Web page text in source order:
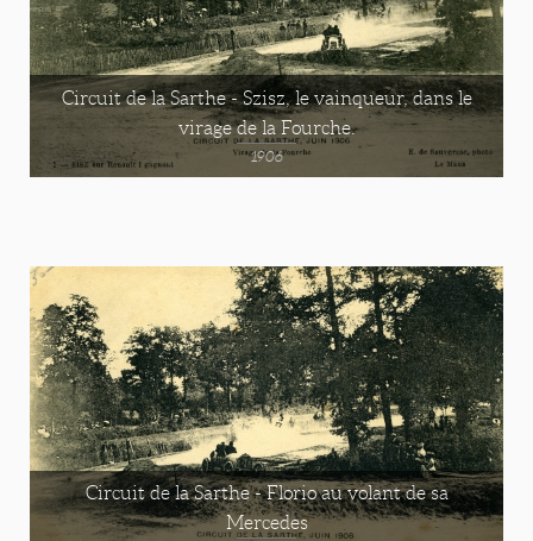
Circuit de la Sarthe - Szisz, le vainqueur, dans le
virage de la Fourche.
1906
Circuit de la Sarthe - Florio au volant de sa
Mercedes